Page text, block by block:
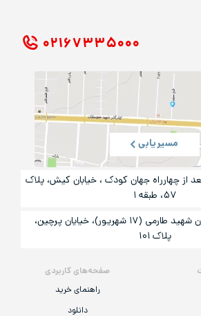
صفحه‌های کاربردی
راهنمای خرید
دانلود
۰۲۱ ۶۷۳۳۵۰۰۰
مسیریابی
بعد از چهارراه جهان کودک ، خیابان کیش، پلاک
۵۷، طبقه ۱
تهران، شادآباد، خیابان شهید طارمی (۱۷ شهریور)، خیایان پرچین،
پلاک ۱۰۱